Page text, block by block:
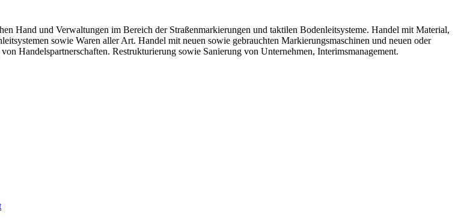
Hand und Verwaltungen im Bereich der Straßenmarkierungen und taktilen Bodenleitsysteme. Handel mit Material,
sowie Waren aller Art. Handel mit neuen sowie gebrauchten Markierungsmaschinen und neuen oder
Handelspartnerschaften. Restrukturierung sowie Sanierung von Unternehmen, Interimsmanagement.